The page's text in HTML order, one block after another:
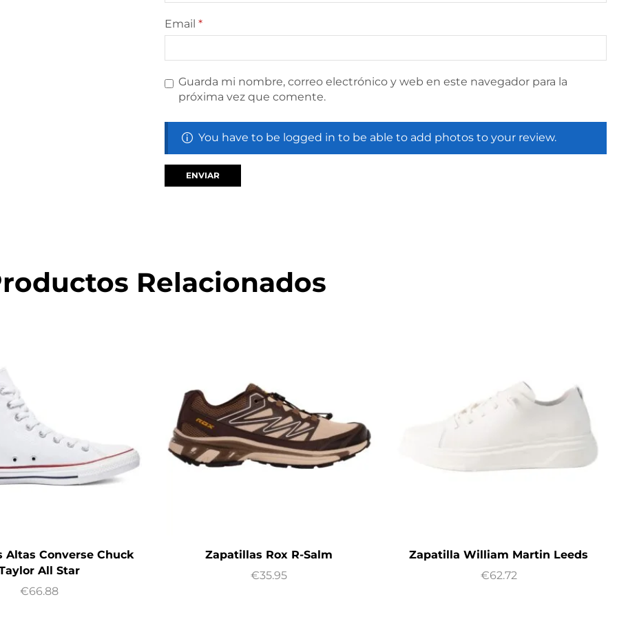
Email *
Guarda mi nombre, correo electrónico y web en este navegador para la
próxima vez que comente.
You have to be logged in to be able to add photos to your review.
Relacionados
Altas Converse Chuck
All Star
€66.88
Zapatillas Rox R-Salm
€35.95
Zapatilla William Martin Leeds
€62.72